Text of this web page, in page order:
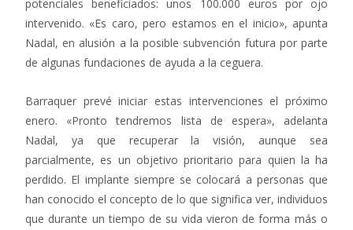
potenciales beneficiados: unos 100.000 euros por ojo
intervenido. «Es caro, pero estamos en el inicio», apunta
Nadal, en alusión a la posible subvención futura por parte
de algunas fundaciones de ayuda a la ceguera.
Barraquer prevé iniciar estas intervenciones el próximo
enero. «Pronto tendremos lista de espera», adelanta
Nadal, ya que recuperar la visión, aunque sea
parcialmente, es un objetivo prioritario para quien la ha
perdido. El implante siempre se colocará a personas que
han conocido el concepto de lo que significa ver, individuos
que durante un tiempo de su vida vieron de forma más o